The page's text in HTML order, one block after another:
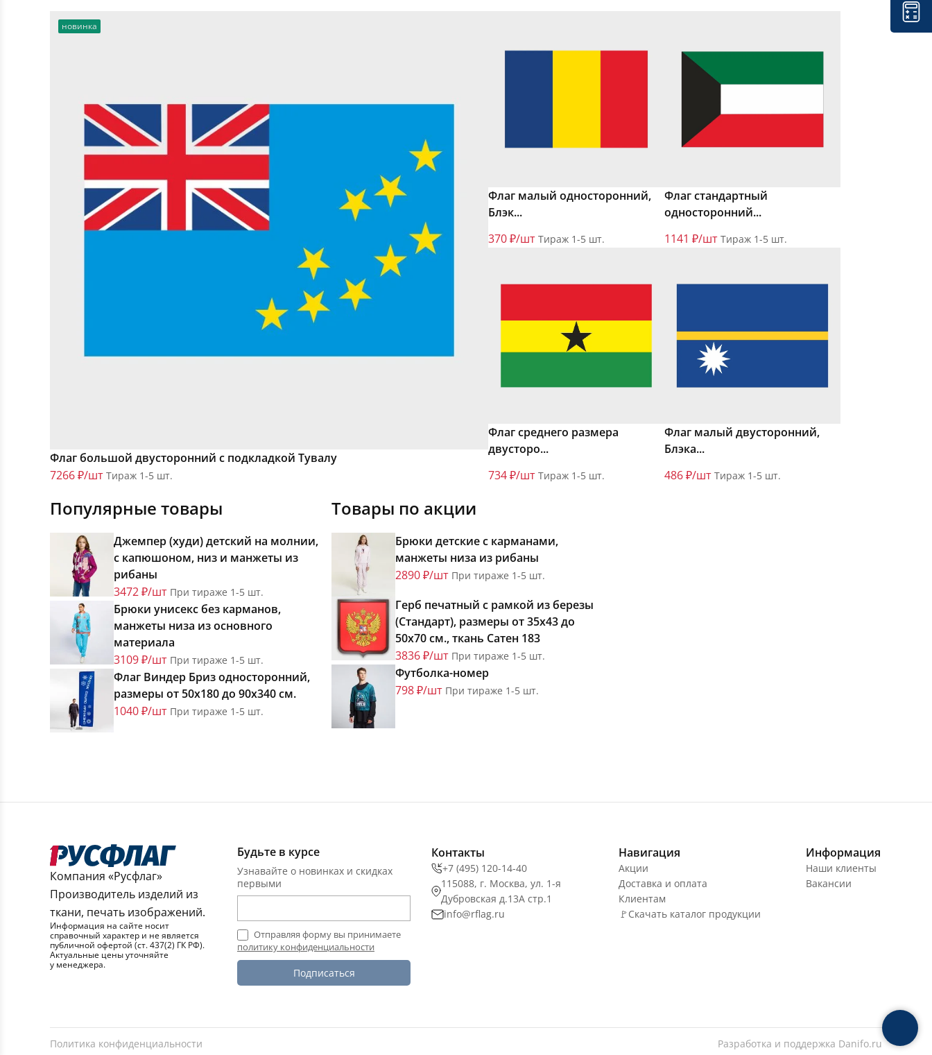
новинка
Флаг большой двусторонний с подкладкой Тувалу
7266 ₽/шт Тираж 1-5 шт.
Флаг малый односторонний,
Блэк...
370 ₽/шт Тираж 1-5 шт.
Флаг стандартный
односторонний...
1141 ₽/шт Тираж 1-5 шт.
Флаг среднего размера
двусторо...
734 ₽/шт Тираж 1-5 шт.
Флаг малый двусторонний,
Блэка...
486 ₽/шт Тираж 1-5 шт.
Популярные товары
Джемпер (худи) детский на молнии,
с капюшоном, низ и манжеты из
рибаны
3472 ₽/шт При тираже 1-5 шт.
Брюки унисекс без карманов,
манжеты низа из основного
материала
3109 ₽/шт При тираже 1-5 шт.
Флаг Виндер Бриз односторонний,
размеры от 50х180 до 90х340 см.
1040 ₽/шт При тираже 1-5 шт.
Товары по акции
Брюки детские с карманами,
манжеты низа из рибаны
2890 ₽/шт При тираже 1-5 шт.
Герб печатный с рамкой из березы
(Стандарт), размеры от 35х43 до
50х70 см., ткань Сатен 183
3836 ₽/шт При тираже 1-5 шт.
Футболка-номер
798 ₽/шт При тираже 1-5 шт.
Компания «Русфлаг»
Производитель изделий из
ткани, печать изображений.
Информация на сайте носит
справочный характер и не является
публичной офертой (ст. 437(2) ГК РФ).
Актуальные цены уточняйте
у менеджера.
Будьте в курсе
Узнавайте о новинках и скидках
первыми
Отправляя форму вы принимаете
политику конфиденциальности
Подписаться
Контакты
+7 (495) 120-14-40
115088, г. Москва, ул. 1-я
Дубровская д.13А стр.1
info@rflag.ru
Навигация
Акции
Доставка и оплата
Клиентам
🚩Скачать каталог продукции
Информация
Наши клиенты
Вакансии
Политика конфиденциальности Разработка и поддержка Danifo.ru